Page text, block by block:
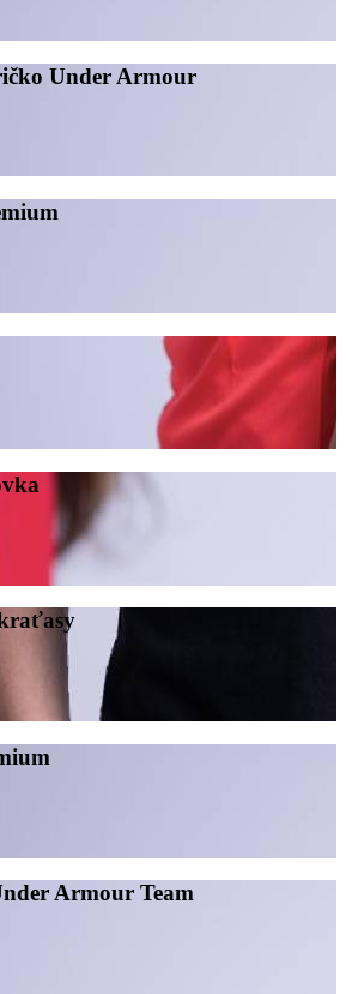
Under Armour
Armour Team